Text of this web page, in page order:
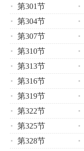
第301节
第304节
第307节
第310节
第313节
第316节
第319节
第322节
第325节
第328节